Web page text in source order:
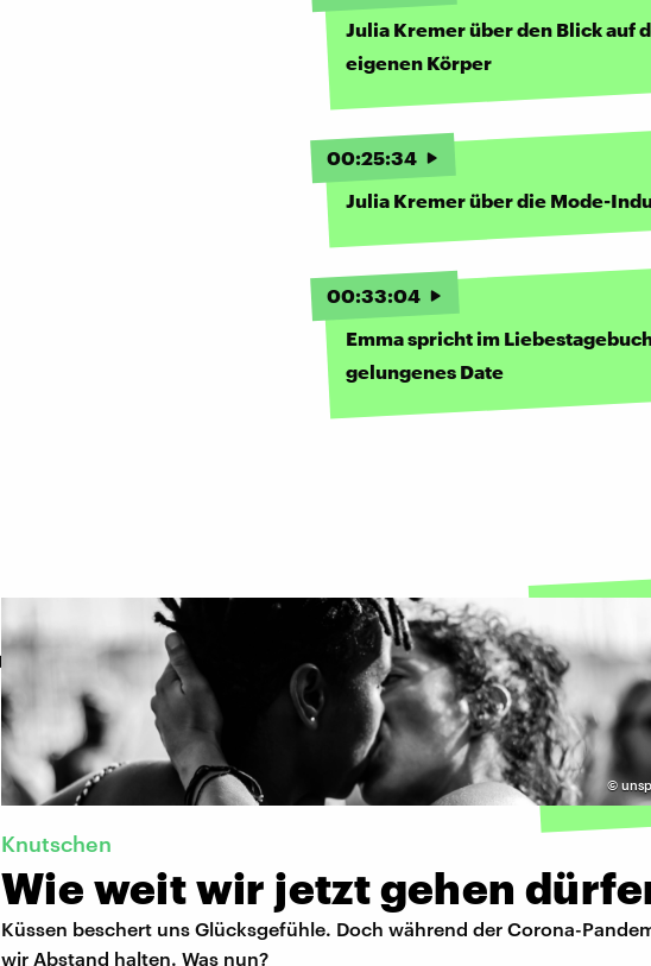
Julia Kremer über den Blick auf
eigenen Körper
00:25:34
Julia Kremer über die Mode-
00:33:04
Emma spricht im
gelungenes Date
©
Knutschen
Wie weit wir jetzt gehen
Küssen beschert uns Glücksgefühle. Doch während der Corona-
wir Abstand halten. Was nun?